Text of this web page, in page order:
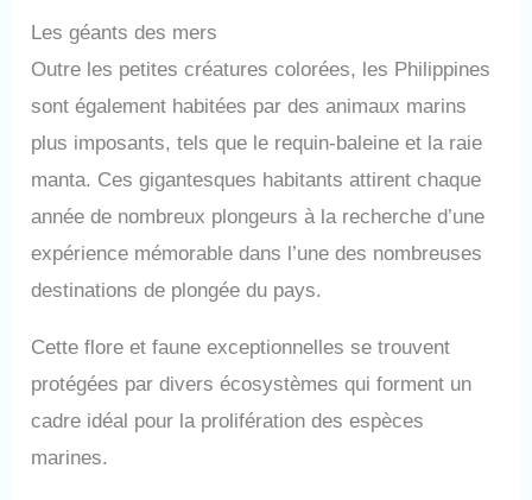
Les géants des mers
Outre les petites créatures colorées, les Philippines
sont également habitées par des animaux marins
plus imposants, tels que le requin-baleine et la raie
manta. Ces gigantesques habitants attirent chaque
année de nombreux plongeurs à la recherche d’une
expérience mémorable dans l’une des nombreuses
destinations de plongée du pays.
Cette flore et faune exceptionnelles se trouvent
protégées par divers écosystèmes qui forment un
cadre idéal pour la prolifération des espèces
marines.